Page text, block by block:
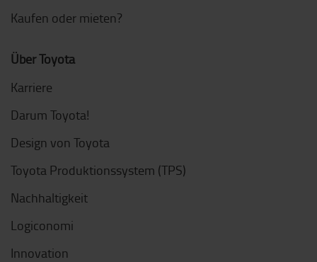
Kaufen oder mieten?
Über Toyota
Karriere
Darum Toyota!
Design von Toyota
Toyota Produktionssystem (TPS)
Nachhaltigkeit
Logiconomi
Innovation